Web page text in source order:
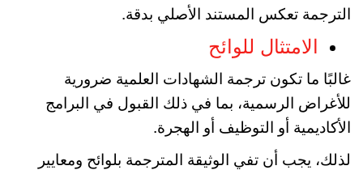
الترجمة تعكس المستند الأصلي بدقة.
الامتثال للوائح
غالبًا ما تكون ترجمة الشهادات العلمية ضرورية
للأغراض الرسمية، بما في ذلك القبول في البرامج
الأكاديمية أو التوظيف أو الهجرة.
لذلك، يجب أن تفي الوثيقة المترجمة بلوائح ومعايير